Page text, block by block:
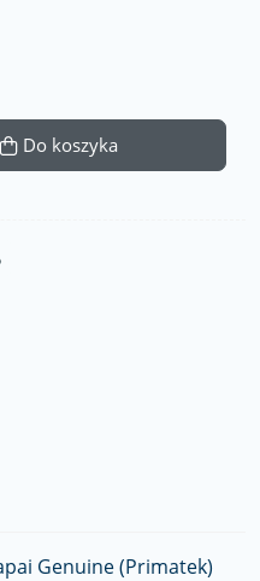
Do koszyka
Genuine (Primatek)